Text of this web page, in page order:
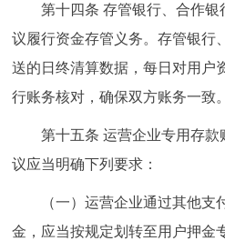
第十四条 存管银行、合作银
议履行资金存管义务。存管银行
送的日终清算数据，每日对用户
行账务核对，确保双方账务一致。
第十五条 运营企业专用存款
议应当明确下列要求：
（一）运营企业通过其他支
金，应当按规定划转至用户押金